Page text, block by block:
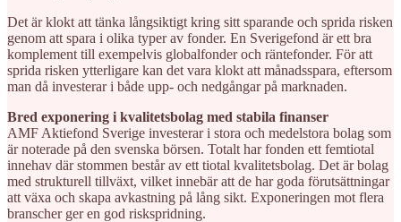
Det är klokt att tänka långsiktigt kring sitt sparande och sprida risken
genom att spara i olika typer av fonder. En Sverigefond är ett bra
komplement till exempelvis globalfonder och räntefonder. För att
sprida risken ytterligare kan det vara klokt att månadsspara, eftersom
man då investerar i både upp- och nedgångar på marknaden.
Bred exponering i kvalitetsbolag med stabila finanser
AMF Aktiefond Sverige investerar i stora och medelstora bolag som
är noterade på den svenska börsen. Totalt har fonden ett femtiotal
innehav där stommen består av ett tiotal kvalitetsbolag. Det är bolag
med strukturell tillväxt, vilket innebär att de har goda förutsättningar
att växa och skapa avkastning på lång sikt. Exponeringen mot flera
branscher ger en god riskspridning.